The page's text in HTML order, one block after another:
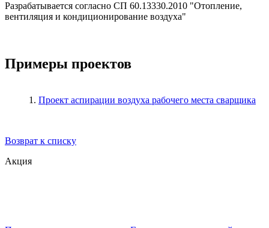
Разрабатывается согласно СП 60.13330.2010 "Отопление,
вентиляция и кондиционирование воздуха"
Примеры проектов
1. Проект аспирации воздуха рабочего места сварщика
Возврат к списку
Акция